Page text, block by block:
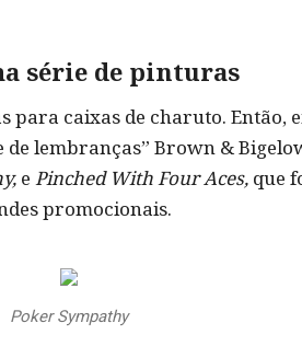
série de pinturas
caixas de charuto. Então,
lembranças” Brown &
e Pinched With Four Aces, que
promocionais.
Poker Sympathy